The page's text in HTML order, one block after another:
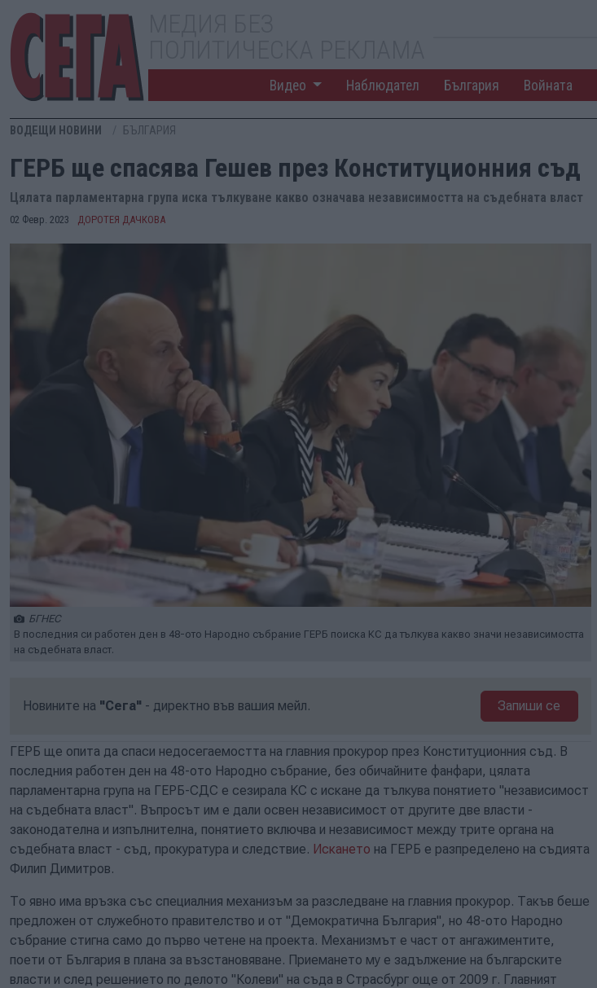
Видео Наблюдател България Войната
ВОДЕЩИ НОВИНИ БЪЛГАРИЯ
ГЕРБ ще спасява Гешев през Конституционния съд
Цялата парламентарна група иска тълкуване какво означава независимостта на съдебната власт
02 Февр. 2023 ДОРОТЕЯ ДАЧКОВА
БГНЕС
В последния си работен ден в 48-ото Народно събрание ГЕРБ поиска КС да тълкува какво значи независимостта
на съдебната власт.
Новините на "Сега" - директно във вашия мейл. Запиши се
ГЕРБ ще опита да спаси недосегаемостта на главния прокурор през Конституционния съд. В
последния работен ден на 48-ото Народно събрание, без обичайните фанфари, цялата
парламентарна група на ГЕРБ-СДС е сезирала КС с искане да тълкува понятието "независимост
на съдебната власт". Въпросът им е дали освен независимост от другите две власти -
законодателна и изпълнителна, понятието включва и независимост между трите органа на
съдебната власт - съд, прокуратура и следствие. Искането на ГЕРБ е разпределено на съдията
Филип Димитров.
То явно има връзка със специалния механизъм за разследване на главния прокурор. Такъв беше
предложен от служебното правителство и от "Демократична България", но 48-ото Народно
събрание стигна само до първо четене на проекта. Механизмът е част от ангажиментите,
поети от България в плана за възстановяване. Приемането му е задължение на българските
власти и след решението по делото "Колеви" на съда в Страсбург още от 2009 г. Главният